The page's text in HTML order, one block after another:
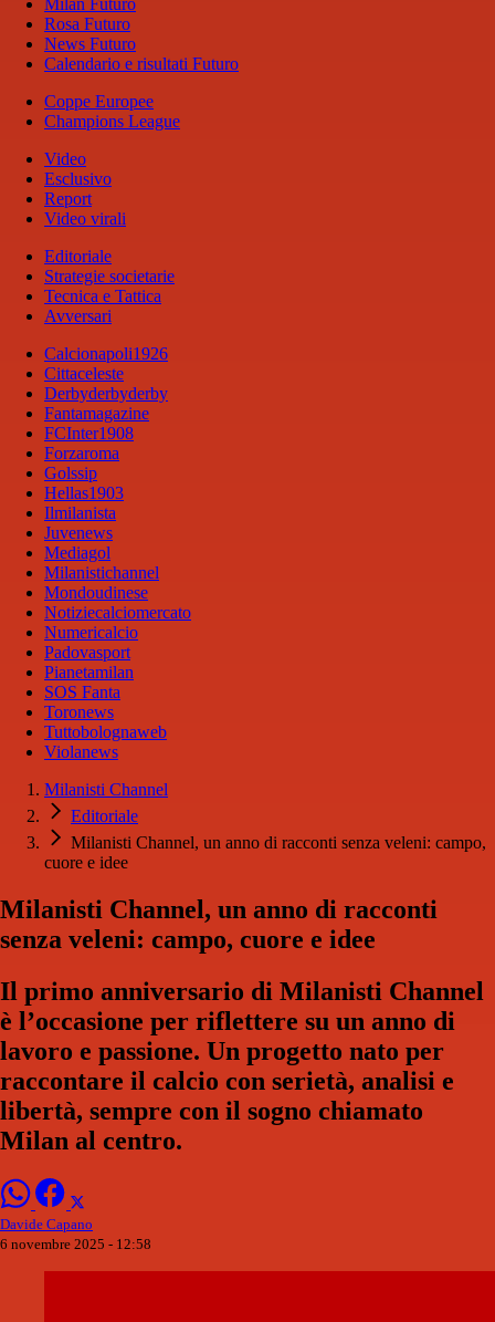
Milan Futuro
Rosa Futuro
News Futuro
Calendario e risultati Futuro
Coppe Europee
Champions League
Video
Esclusivo
Report
Video virali
Editoriale
Strategie societarie
Tecnica e Tattica
Avversari
Calcionapoli1926
Cittaceleste
Derbyderbyderby
Fantamagazine
FCInter1908
Forzaroma
Golssip
Hellas1903
Ilmilanista
Juvenews
Mediagol
Milanistichannel
Mondoudinese
Notiziecalciomercato
Numericalcio
Padovasport
Pianetamilan
SOS Fanta
Toronews
Tuttobolognaweb
Violanews
Milanisti Channel
Editoriale
Milanisti Channel, un anno di racconti senza veleni: campo,
cuore e idee
Milanisti Channel, un anno di racconti
senza veleni: campo, cuore e idee
Il primo anniversario di Milanisti Channel
è l’occasione per riflettere su un anno di
lavoro e passione. Un progetto nato per
raccontare il calcio con serietà, analisi e
libertà, sempre con il sogno chiamato
Milan al centro.
Davide Capano
6 novembre 2025 - 12:58